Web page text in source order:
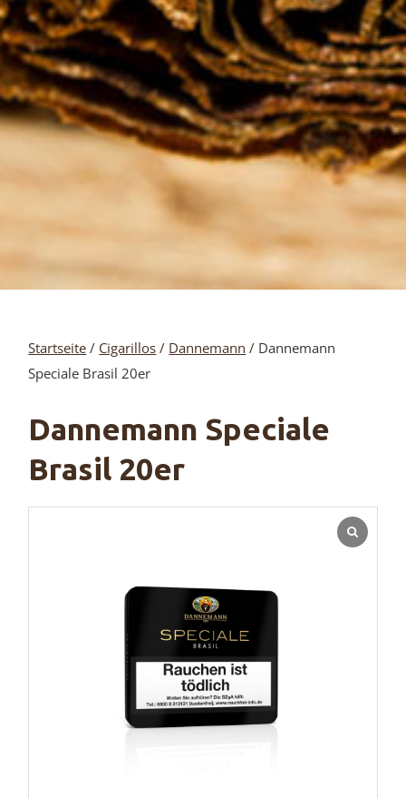
Startseite / Cigarillos / Dannemann / Dannemann
Speciale Brasil 20er
Dannemann Speciale
Brasil 20er